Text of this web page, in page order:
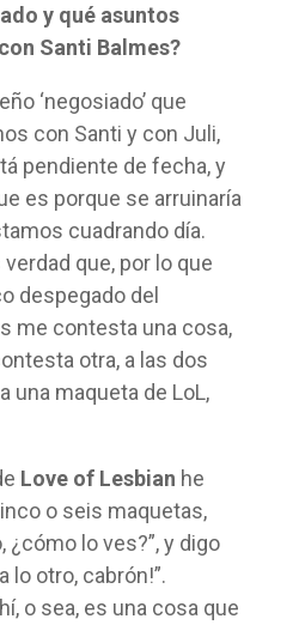
y qué asuntos
Santi Balmes?
‘negosiado’ que
con Santi y con Juli,
pendiente de fecha, y
es porque se arruinaría
cuadrando día.
que, por lo que
despegado del
me contesta una cosa,
otra, a las dos
una maqueta de LoL,
Love of Lesbian he
o seis maquetas,
¿cómo lo ves?”, y digo
lo otro, cabrón!”.
o sea, es una cosa que